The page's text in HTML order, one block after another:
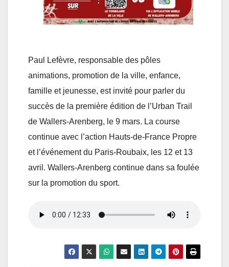
Paul Lefèvre, responsable des pôles
animations, promotion de la ville, enfance,
famille et jeunesse, est invité pour parler du
succès de la première édition de l’Urban Trail
de Wallers-Arenberg, le 9 mars. La course
continue avec l’action Hauts-de-France Propre
et l’événement du Paris-Roubaix, les 12 et 13
avril. Wallers-Arenberg continue dans sa foulée
sur la promotion du sport.